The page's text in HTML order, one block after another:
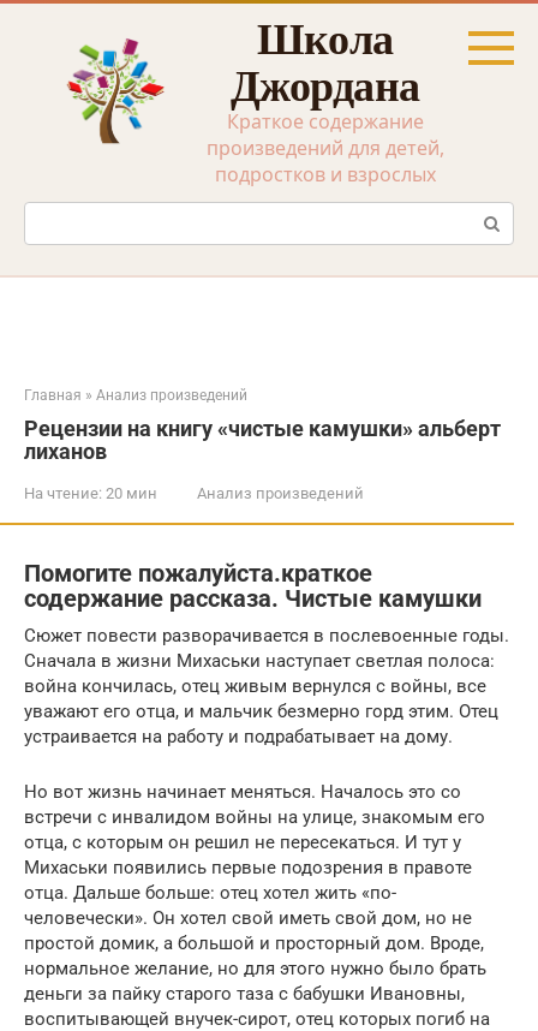
Перейти
Школа
Джордана
Краткое содержание
произведений для детей,
подростков и взрослых
Поиск:
Главная » Анализ произведений
Рецензии на книгу «чистые камушки» альберт
лиханов
На чтение: 20 мин Анализ произведений
Помогите пожалуйста.краткое
содержание рассказа. Чистые камушки
Сюжет повести разворачивается в послевоенные годы.
Сначала в жизни Михаськи наступает светлая полоса:
война кончилась, отец живым вернулся с войны, все
уважают его отца, и мальчик безмерно горд этим. Отец
устраивается на работу и подрабатывает на дому.
Но вот жизнь начинает меняться. Началось это со
встречи с инвалидом войны на улице, знакомым его
отца, с которым он решил не пересекаться. И тут у
Михаськи появились первые подозрения в правоте
отца. Дальше больше: отец хотел жить «по-
человечески». Он хотел свой иметь свой дом, но не
простой домик, а большой и просторный дом. Вроде,
нормальное желание, но для этого нужно было брать
деньги за пайку старого таза с бабушки Ивановны,
воспитывающей внучек-сирот, отец которых погиб на